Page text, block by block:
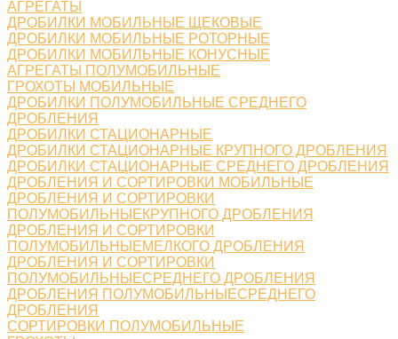
АГРЕГАТЫ
ДРОБИЛКИ МОБИЛЬНЫЕ ЩЕКОВЫЕ
ДРОБИЛКИ МОБИЛЬНЫЕ РОТОРНЫЕ
ДРОБИЛКИ МОБИЛЬНЫЕ КОНУСНЫЕ
АГРЕГАТЫ ПОЛУМОБИЛЬНЫЕ
ГРОХОТЫ МОБИЛЬНЫЕ
ДРОБИЛКИ ПОЛУМОБИЛЬНЫЕ СРЕДНЕГО
ДРОБЛЕНИЯ
ДРОБИЛКИ СТАЦИОНАРНЫЕ
ДРОБИЛКИ СТАЦИОНАРНЫЕ КРУПНОГО ДРОБЛЕНИЯ
ДРОБИЛКИ СТАЦИОНАРНЫЕ СРЕДНЕГО ДРОБЛЕНИЯ
ДРОБЛЕНИЯ И СОРТИРОВКИ МОБИЛЬНЫЕ
ДРОБЛЕНИЯ И СОРТИРОВКИ
ПОЛУМОБИЛЬНЫЕКРУПНОГО ДРОБЛЕНИЯ
ДРОБЛЕНИЯ И СОРТИРОВКИ
ПОЛУМОБИЛЬНЫЕМЕЛКОГО ДРОБЛЕНИЯ
ДРОБЛЕНИЯ И СОРТИРОВКИ
ПОЛУМОБИЛЬНЫЕСРЕДНЕГО ДРОБЛЕНИЯ
ДРОБЛЕНИЯ ПОЛУМОБИЛЬНЫЕСРЕДНЕГО
ДРОБЛЕНИЯ
СОРТИРОВКИ ПОЛУМОБИЛЬНЫЕ